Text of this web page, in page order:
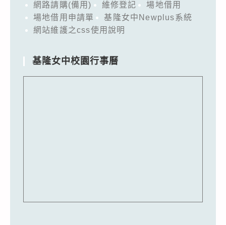
網路請購(備用)
維修登記
場地借用
場地借用申請單
基隆女中Newplus系統
網站維護之css使用說明
基隆女中校園行事曆